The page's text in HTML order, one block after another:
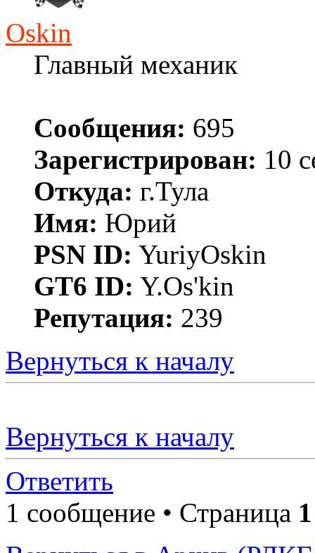
Oskin
Главный механик
Сообщения: 695
Зарегистрирован: 10
Откуда: г.Тула
Имя: Юрий
PSN ID: YuriyOskin
GT6 ID: Y.Os'kin
Репутация: 239
Вернуться к началу
Вернуться к началу
Ответить
1 сообщение • Страница 1